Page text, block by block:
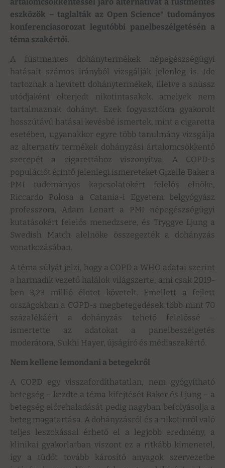
eszközök – taglalták az Open Science* tudományos
konferenciasorozat legutóbbi panelbeszélgetésén a
téma szakértői.
A füstmentes dohánytermékek népegészségügyi
hatásait számos irányból vizsgálják jelenleg is. Ide
tartoznak a hevített dohánytermékek, illetve a snüssz
utódjaként elterjedt nikotintasakok, amelyek nem
tartalmaznak dohányt. Ezek fogyasztókra gyakorolt
hosszútávú hatásai kevésbé ismertek, mint a cigaretta
esetében, ugyanakkor egyre több tanulmány vizsgálja
az alternatív termékek dohányzási ártalomcsökkentő
szerepét a cigarettához viszonyítva. A COPD-s
populációt érintő jelenlegi ismereteket Gizelle Baker a
PMI tudományos kapcsolatokért felelős elnöke,
Riccardo Polosa a Catania-i Egyetem belgyógyász
professzora, Adam Lenart a PMI népegészségügyi
kutatásokért felelős menedzsere, és Tryggve Ljung a
Swedish Match alelnöke összegezték a dohányzás
vonatkozásában.
A téma súlyát jelzi, hogy a COPD a WHO adatai szerint
a harmadik vezető halálok világszerte, ami csak 2019-
ben 3,23 millió életet követelt. Emellett a fejlett
országokban a COPD-s megbetegedések több mint 70
százalékáért a dohányzás tehető felelőssé –
ismertette az adatokat a panelbeszélgetés
moderátora, Sukhi Hayer, újságíró és médiaszakértő.
Nem kellene lemondani a betegekről
A COPD egy visszafordíthatatlan, nem gyógyítható
betegség – kezdte a téma kifejtését Baker és Ljung – a
betegség előrehaladását pedig nagyban befolyásolja a
beteg magatartása. A dohányzásról és a nikotinról való
teljes leszokással érhető el a legjobb eredmény, a
klinikai gyakorlatban viszont ez a ritkább kimenetel,
így a tüdőt tovább károsító anyagok szervezetbe